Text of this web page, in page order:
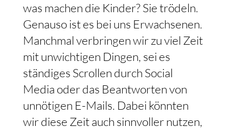
was machen die Kinder? Sie trödeln.
Genauso ist es bei uns Erwachsenen.
Manchmal verbringen wir zu viel Zeit
mit unwichtigen Dingen, sei es
ständiges Scrollen durch Social
Media oder das Beantworten von
unnötigen E-Mails. Dabei könnten
wir diese Zeit auch sinnvoller nutzen,